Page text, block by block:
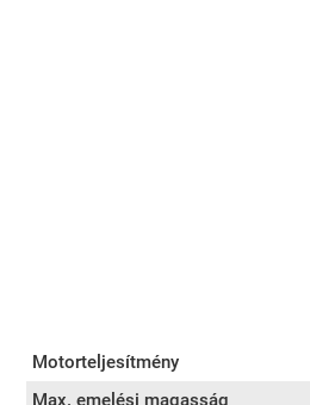
Motorteljesítmény
Max. emelési magasság